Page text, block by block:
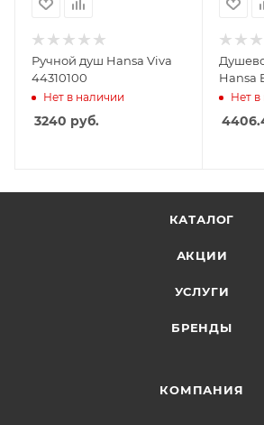
Ручной душ Hansa Viva
44310100
Нет в наличии
3240 руб.
Hansa
Нет в
КАТАЛОГ
АКЦИИ
УСЛУГИ
БРЕНДЫ
КОМПАНИЯ